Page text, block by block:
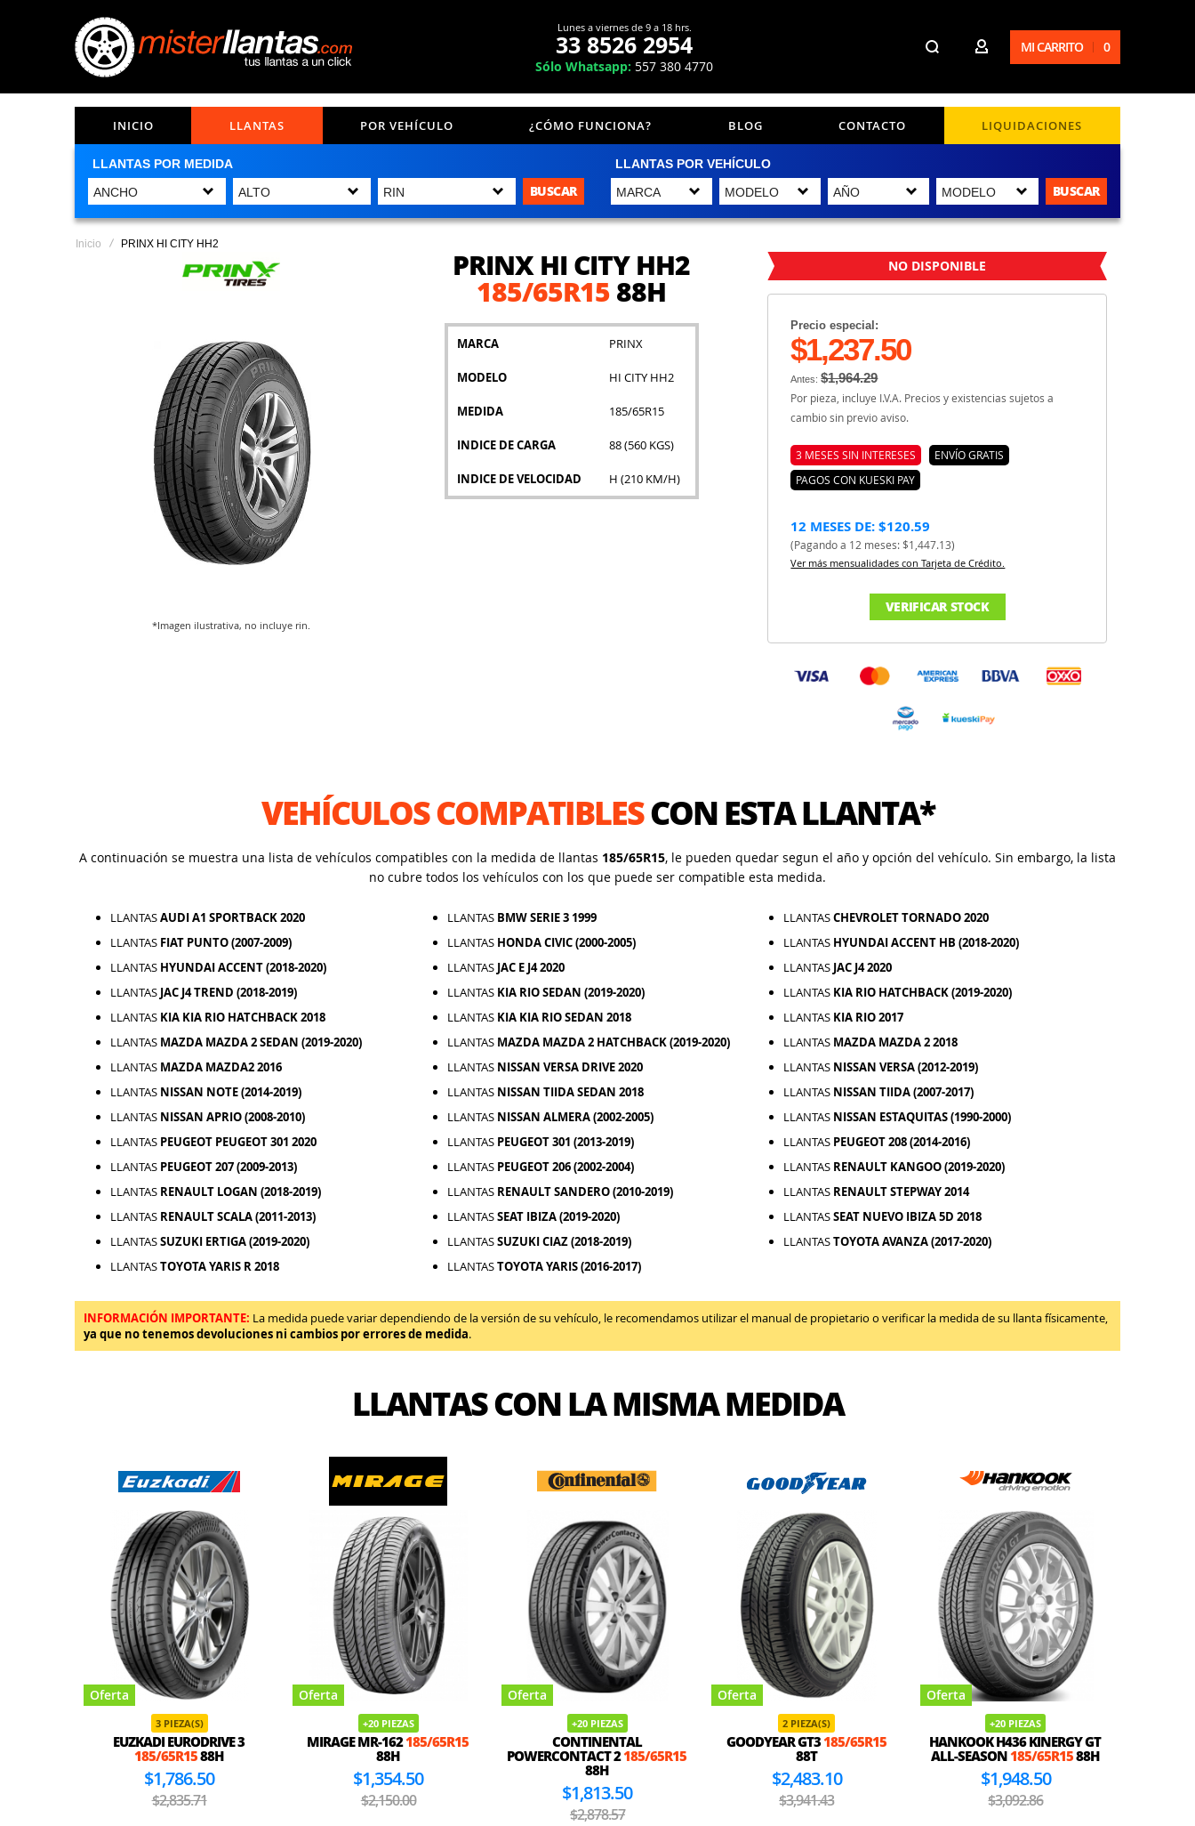
Lunes a viernes de 9 a 18 hrs.
33 8526 2954
Sólo Whatsapp: 557 380 4770
MI CARRITO 0
INICIO LLANTAS POR VEHÍCULO ¿CÓMO FUNCIONA? BLOG CONTACTO LIQUIDACIONES
LLANTAS POR MEDIDA
BUSCAR
LLANTAS POR VEHÍCULO
BUSCAR
Inicio PRINX HI CITY HH2
PRINX HI CITY HH2
185/65R1588H
MARCA PRINX
MODELO HI CITY HH2
MEDIDA 185/65R15
INDICE DE CARGA 88 (560 KGS)
INDICE DE VELOCIDAD H (210 KM/H)
NO DISPONIBLE
Precio especial:
$1,237.50
Antes:$1,964.29
Por pieza, incluye I.V.A. Precios y existencias sujetos a
cambio sin previo aviso.
3 MESES SIN INTERESES
ENVÍO GRATIS
PAGOS CON KUESKI PAY
12 MESES DE: $120.59
(Pagando a 12 meses: $1,447.13)
Ver más mensualidades con Tarjeta de Crédito.
VERIFICAR STOCK
*Imagen ilustrativa, no incluye rin.
VEHÍCULOS COMPATIBLESCON ESTA LLANTA*
A continuación se muestra una lista de vehículos compatibles con la medida de llantas 185/65R15, le pueden quedar segun el año y opción del vehículo. Sin embargo, la lista
no cubre todos los vehículos con los que puede ser compatible esta medida.
LLANTASAUDI A1 SPORTBACK 2020 LLANTAS BMW SERIE 3 1999 LLANTASCHEVROLET TORNADO 2020
LLANTAS FIAT PUNTO (2007-2009) LLANTAS HONDA CIVIC (2000-2005) LLANTAS HYUNDAI ACCENT HB (2018-2020)
LLANTAS HYUNDAI ACCENT (2018-2020) LLANTAS JAC E J4 2020 LLANTAS JAC J4 2020
LLANTAS JAC J4 TREND (2018-2019) LLANTAS KIA RIO SEDAN (2019-2020) LLANTAS KIA RIO HATCHBACK (2019-2020)
LLANTAS KIA KIA RIO HATCHBACK 2018 LLANTAS KIA KIA RIO SEDAN 2018 LLANTAS KIA RIO 2017
LLANTAS MAZDA MAZDA 2 SEDAN (2019-2020) LLANTAS MAZDA MAZDA 2 HATCHBACK (2019-2020) LLANTAS MAZDA MAZDA 2 2018
LLANTAS MAZDA MAZDA2 2016 LLANTAS NISSAN VERSA DRIVE 2020 LLANTAS NISSAN VERSA (2012-2019)
LLANTAS NISSAN NOTE (2014-2019) LLANTAS NISSAN TIIDA SEDAN 2018 LLANTAS NISSAN TIIDA (2007-2017)
LLANTAS NISSAN APRIO (2008-2010) LLANTAS NISSAN ALMERA (2002-2005) LLANTAS NISSAN ESTAQUITAS (1990-2000)
LLANTAS PEUGEOT PEUGEOT 301 2020 LLANTAS PEUGEOT 301 (2013-2019) LLANTAS PEUGEOT 208 (2014-2016)
LLANTAS PEUGEOT 207 (2009-2013) LLANTAS PEUGEOT 206 (2002-2004) LLANTAS RENAULT KANGOO (2019-2020)
LLANTAS RENAULT LOGAN (2018-2019) LLANTAS RENAULT SANDERO (2010-2019) LLANTAS RENAULT STEPWAY 2014
LLANTAS RENAULT SCALA (2011-2013) LLANTASSEAT IBIZA (2019-2020) LLANTASSEAT NUEVO IBIZA 5D 2018
LLANTASSUZUKI ERTIGA (2019-2020) LLANTASSUZUKI CIAZ (2018-2019) LLANTASTOYOTA AVANZA (2017-2020)
LLANTASTOYOTA YARIS R 2018 LLANTASTOYOTA YARIS (2016-2017)
INFORMACIÓN IMPORTANTE: La medida puede variar dependiendo de la versión de su vehículo, le recomendamos utilizar el manual de propietario o verificar la medida de su llanta físicamente,
ya que no tenemos devoluciones ni cambios por errores de medida.
LLANTAS CON LA MISMA MEDIDA
Oferta
3 PIEZA(S)
EUZKADI EURODRIVE 3
185/65R1588H
$1,786.50
$2,835.71
Oferta
+20 PIEZAS
MIRAGE MR-162185/65R15
88H
$1,354.50
$2,150.00
Oferta
+20 PIEZAS
CONTINENTAL
POWERCONTACT 2185/65R15
88H
$1,813.50
$2,878.57
Oferta
2 PIEZA(S)
GOODYEAR GT3185/65R15
88T
$2,483.10
$3,941.43
Oferta
+20 PIEZAS
HANKOOK H436 KINERGY GT
ALL-SEASON185/65R1588H
$1,948.50
$3,092.86